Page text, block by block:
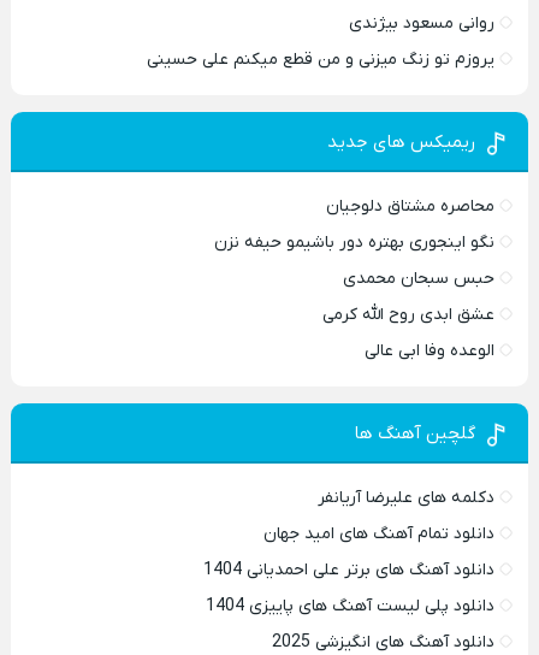
روانی مسعود بیژندی
یروزم تو زنگ میزنی و من قطع میکنم علی حسینی
ریمیکس های جدید
محاصره مشتاق دلوجیان
نگو اینجوری بهتره دور باشیمو حیفه نزن
حبس سبحان محمدی
عشق ابدی روح الله کرمی
الوعده وفا ابی عالی
گلچین آهنگ ها
دکلمه های علیرضا آریانفر
دانلود تمام آهنگ های امید جهان
دانلود آهنگ های برتر علی احمدیانی 1404
دانلود پلی لیست آهنگ های پاییزی 1404
دانلود آهنگ های انگیزشی 2025